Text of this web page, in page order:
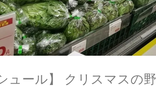
ュール】 クリスマスの